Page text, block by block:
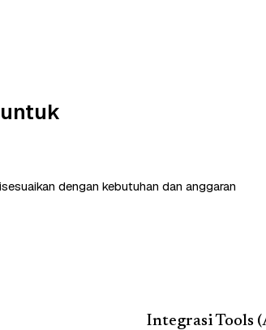
dengan kebutuhan dan anggaran
Integrasi Tools